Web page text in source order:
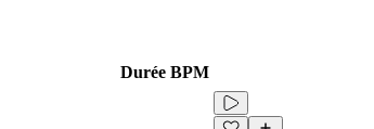
Durée BPM